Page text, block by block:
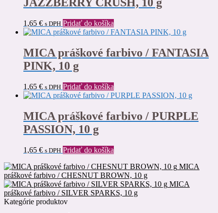
1,65 € s DPH Pridať do košíka
MICA práškové farbivo / FANTASIA
PINK, 10 g
1,65 € s DPH Pridať do košíka
MICA práškové farbivo / PURPLE
PASSION, 10 g
1,65 € s DPH Pridať do košíka
MICA
práškové farbivo / CHESNUT BROWN, 10 g
MICA
práškové farbivo / SILVER SPARKS, 10 g
Kategórie produktov